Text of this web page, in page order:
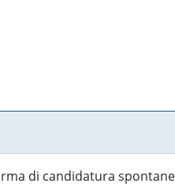
di candidatura